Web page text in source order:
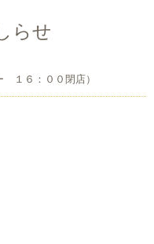
らせ
１６：００閉店）